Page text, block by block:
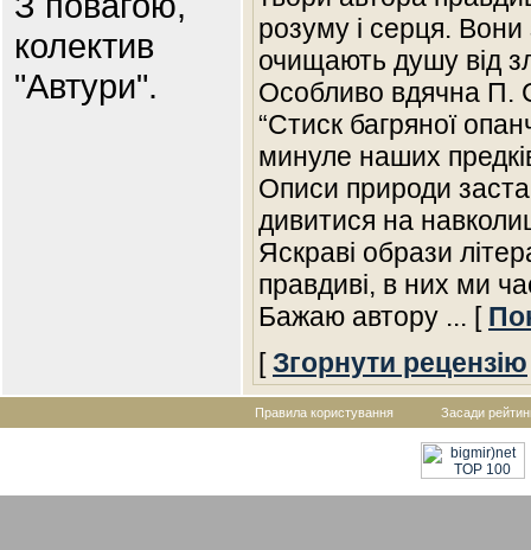
колектив
"Автури".
розуму і серця.
очищають душу від
Особливо вдячна П.
“Стиск багряної
минуле наших
Описи природи
дивитися на
Яскраві образи
правдиві, в них ми
Бажаю автору ... [
[Згорнути рецензію
Правила користування Засади